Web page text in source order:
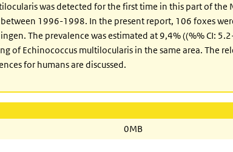
was detected for the first time in this part of the
1996-1998. In the present report, 106 foxes
The prevalence was estimated at 9,4% ((%% CI:
of Echinococcus multilocularis in the same area. The
for humans are discussed.
0MB